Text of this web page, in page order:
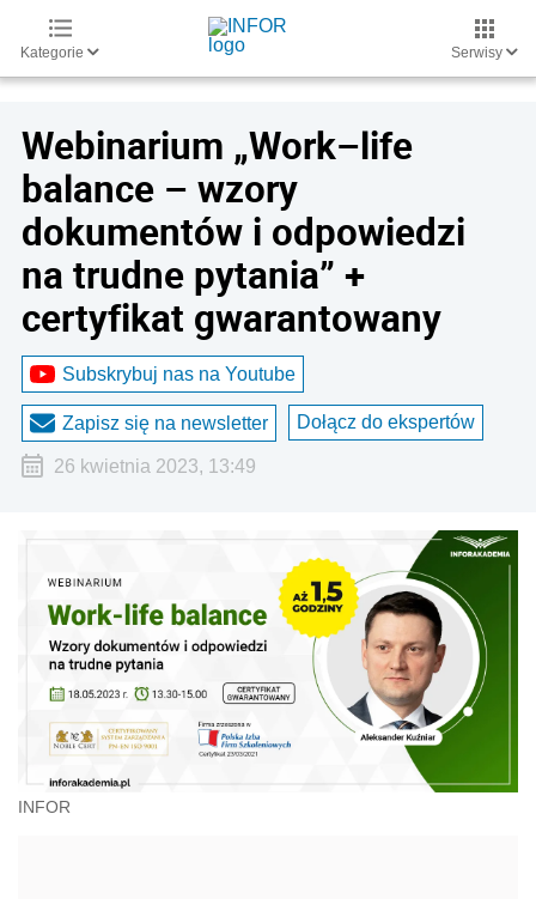
Kategorie Serwisy
Webinarium „Work–life
balance – wzory
dokumentów i odpowiedzi
na trudne pytania” +
certyfikat gwarantowany
Subskrybuj nas na Youtube
Zapisz się na newsletter Dołącz do ekspertów
26 kwietnia 2023, 13:49
INFOR